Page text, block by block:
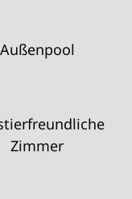
Außenpool
Zimmer